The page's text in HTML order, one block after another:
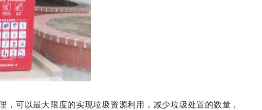
可以最大限度的实现垃圾资源利用，减少垃圾处置的数量，